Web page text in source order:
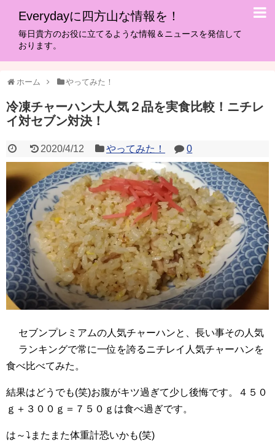
Everydayに四方山な情報を！
毎日貴方のお役に立てるような情報＆ニュースを発信して
おります。
ホーム やってみた！
冷凍チャーハン大人気２品を実食比較！ニチレ
イ対セブン対決！
2020/4/12 やってみた！ 0
セブンプレミアムの人気チャーハンと、長い事その人気
ランキングで常に一位を誇るニチレイ人気チャーハンを
食べ比べてみた。
結果はどうでも(笑)お腹がキツ過ぎて少し後悔です。４５０
ｇ＋３００ｇ＝７５０ｇは食べ過ぎです。
は～⤵またまた体重計恐いかも(笑)